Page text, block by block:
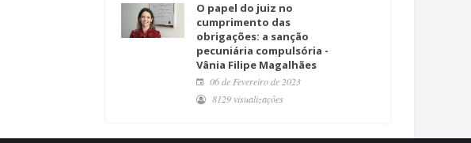
O papel do juiz no
cumprimento das
obrigações: a sanção
pecuniária compulsória -
Vânia Filipe Magalhães
06 de Fevereiro de 2023
8129 visualizações